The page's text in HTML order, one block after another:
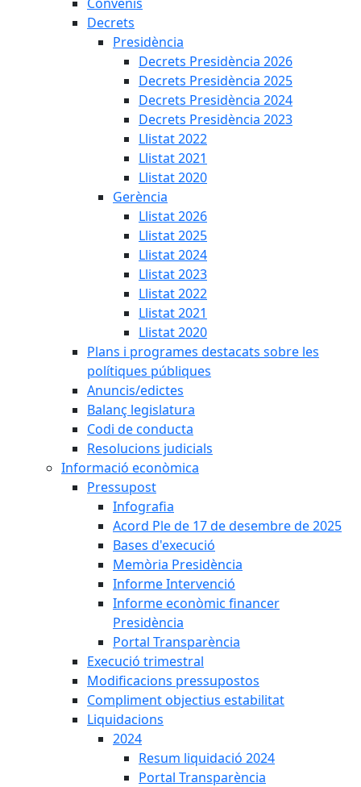
Decrets
Presidència
Decrets Presidència 2026
Decrets Presidència 2025
Decrets Presidència 2024
Decrets Presidència 2023
Llistat 2022
Llistat 2021
Llistat 2020
Gerència
Llistat 2026
Llistat 2025
Llistat 2024
Llistat 2023
Llistat 2022
Llistat 2021
Llistat 2020
Plans i programes destacats sobre les
polítiques públiques
Anuncis/edictes
Balanç legislatura
Codi de conducta
Resolucions judicials
Informació econòmica
Pressupost
Infografia
Acord Ple de 17 de desembre de 2025
Bases d'execució
Memòria Presidència
Informe Intervenció
Informe econòmic financer
Presidència
Portal Transparència
Execució trimestral
Modificacions pressupostos
Compliment objectius estabilitat
Liquidacions
2024
Resum liquidació 2024
Portal Transparència